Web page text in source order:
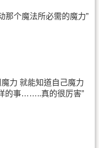
个魔法所必需的魔力”
力 就能知道自己魔力
的事……..真的很厉害”